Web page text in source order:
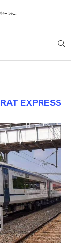
১৬...
EXPRESS